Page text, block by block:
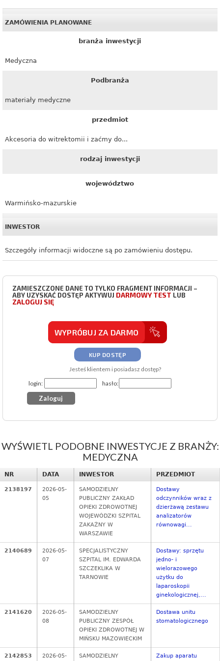
ZAMÓWIENIA PLANOWANE
branża inwestycji
Medyczna
Podbranża
materiały medyczne
przedmiot
Akcesoria do witrektomii i zaćmy do...
rodzaj inwestycji
województwo
Warmińsko-mazurskie
INWESTOR
Szczegóły informacji widoczne są po zamówieniu dostępu.
ZAMIESZCZONE DANE TO TYLKO FRAGMENT INFORMACJI –
ABY UZYSKAĆ DOSTĘP AKTYWUJ DARMOWY TEST LUB
ZALOGUJ SIĘ
WYPRÓBUJ ZA DARMO
KUP DOSTĘP
Jesteś klientem i posiadasz dostęp?
login:
hasło:
WYŚWIETL PODOBNE INWESTYCJE Z BRANŻY:
MEDYCZNA
NR DATA INWESTOR PRZEDMIOT
2138197
2026-05-
05
SAMODZIELNY
PUBLICZNY ZAKŁAD
OPIEKI ZDROWOTNEJ
WOJEWÓDZKI SZPITAL
ZAKAŹNY W
WARSZAWIE
Dostawy
odczynników wraz z
dzierżawą zestawu
analizatorów
równowagi...
2140689
2026-05-
07
SPECJALISTYCZNY
SZPITAL IM. EDWARDA
SZCZEKLIKA W
TARNOWIE
Dostawy: sprzętu
jedno- i
wielorazowego
użytku do
laparoskopii
ginekologicznej,...
2141620
2026-05-
08
SAMODZIELNY
PUBLICZNY ZESPÓŁ
OPIEKI ZDROWOTNEJ W
MIŃSKU MAZOWIECKIM
Dostawa unitu
stomatologicznego
2142853
2026-05-
SAMODZIELNY
Zakup aparatu